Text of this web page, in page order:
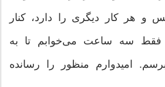
و هر کار دیگری را دارد، کنار
فقط سه ساعت می‌خوابم تا به
امیدوارم منظور را رسانده